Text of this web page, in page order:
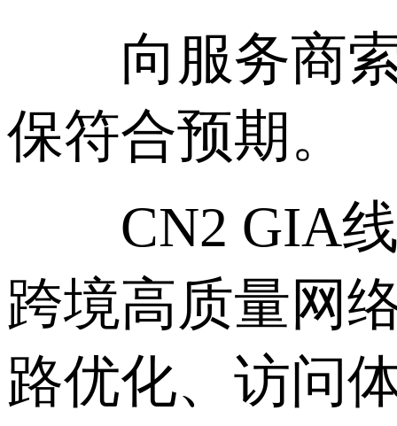
向服务商索
保符合预期。
CN2 GIA线
跨境高质量网
路优化、访问